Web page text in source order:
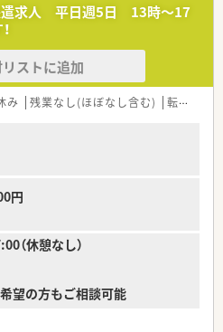
行される処方箋に基づき、正確かつス
よび監査を行います。
対して、お薬の効能や副作用について
導を実施します。
入力など、薬局内の円滑な運営に必要
す】
問を少しでも和らげることができる
ため、定期的な勉強会を実施してスキ
ポート体制があります。
組みを行っています。
寄り添い、ホスピタリティを持った温
日制を最大限に活かして、仕事と趣味
遣求人 平日週5日 13時～17
ストに追加
み 残業なし(ほぼなし含む) 転勤なし
円
（休憩なし）
望の方もご相談可能